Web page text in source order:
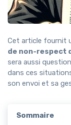
Cet article fournit
de non-respect
sera aussi
dans ces
son envoi et sa
Sommaire